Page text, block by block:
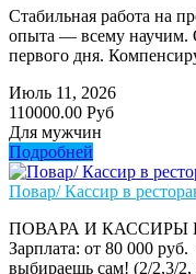
Стабильная работа на
опыта — всему научим.
первого дня.
Июль 11, 2026
110000.00 Руб
Для мужчин
Подробней
Повар/ Кассир в
ПОВАРА И КАССИРЫ
Зарплата: от 80 000
выбираешь сам! (2/2,3/2,